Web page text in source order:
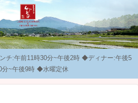
チ:午前11時30分~午後2時 ◆ディナー:午後5
分~午後9時 ◆水曜定休